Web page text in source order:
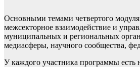
Основными темами четвертого
межсекторное взаимодействие и
муниципальных и региональных
медиасферы, научного сообщества,
У каждого участника программы есть